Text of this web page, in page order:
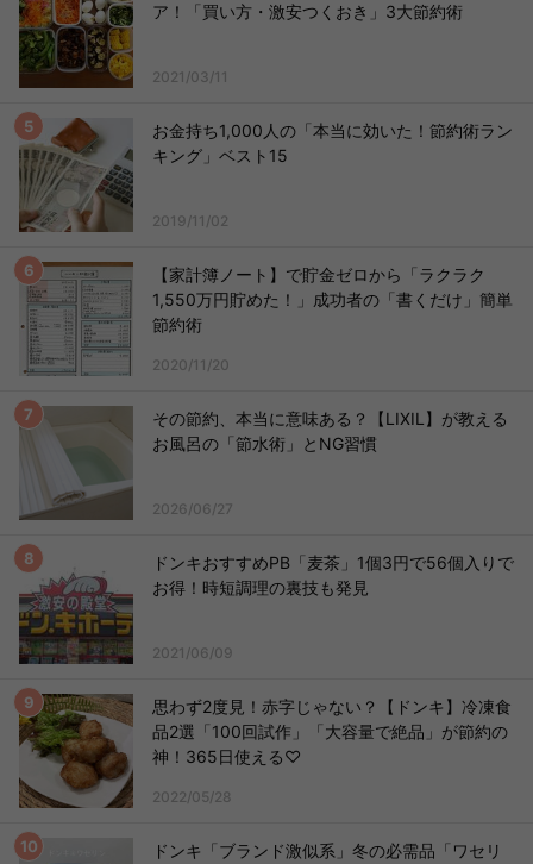
ア！「買い方・激安つくおき」3大節約術
2021/03/11
お金持ち1,000人の「本当に効いた！節約術ラン
キング」ベスト15
2019/11/02
【家計簿ノート】で貯金ゼロから「ラクラク
1,550万円貯めた！」成功者の「書くだけ」簡単
節約術
2020/11/20
その節約、本当に意味ある？【LIXIL】が教える
お風呂の「節水術」とNG習慣
2026/06/27
ドンキおすすめPB「麦茶」1個3円で56個入りで
お得！時短調理の裏技も発見
2021/06/09
思わず2度見！赤字じゃない？【ドンキ】冷凍食
品2選「100回試作」「大容量で絶品」が節約の
神！365日使える♡
2022/05/28
ドンキ「ブランド激似系」冬の必需品「ワセリ